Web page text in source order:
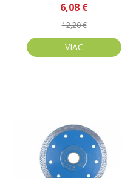
6,08 €
12,20 €
VIAC